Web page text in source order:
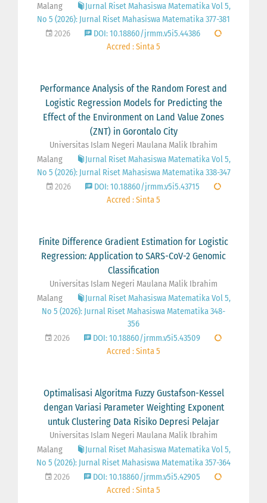
Malang
Jurnal Riset Mahasiswa Matematika Vol 5,
No 5 (2026): Jurnal Riset Mahasiswa Matematika 377-381
2026
DOI: 10.18860/jrmm.v5i5.44386
Accred : Sinta 5
Performance Analysis of the Random Forest and
Logistic Regression Models for Predicting the
Effect of the Environment on Land Value Zones
(ZNT) in Gorontalo City
Universitas Islam Negeri Maulana Malik Ibrahim
Malang
Jurnal Riset Mahasiswa Matematika Vol 5,
No 5 (2026): Jurnal Riset Mahasiswa Matematika 338-347
2026
DOI: 10.18860/jrmm.v5i5.43715
Accred : Sinta 5
Finite Difference Gradient Estimation for Logistic
Regression: Application to SARS-CoV-2 Genomic
Classification
Universitas Islam Negeri Maulana Malik Ibrahim
Malang
Jurnal Riset Mahasiswa Matematika Vol 5,
No 5 (2026): Jurnal Riset Mahasiswa Matematika 348-
356
2026
DOI: 10.18860/jrmm.v5i5.43509
Accred : Sinta 5
Optimalisasi Algoritma Fuzzy Gustafson-Kessel
dengan Variasi Parameter Weighting Exponent
untuk Clustering Data Risiko Depresi Pelajar
Universitas Islam Negeri Maulana Malik Ibrahim
Malang
Jurnal Riset Mahasiswa Matematika Vol 5,
No 5 (2026): Jurnal Riset Mahasiswa Matematika 357-364
2026
DOI: 10.18860/jrmm.v5i5.42905
Accred : Sinta 5